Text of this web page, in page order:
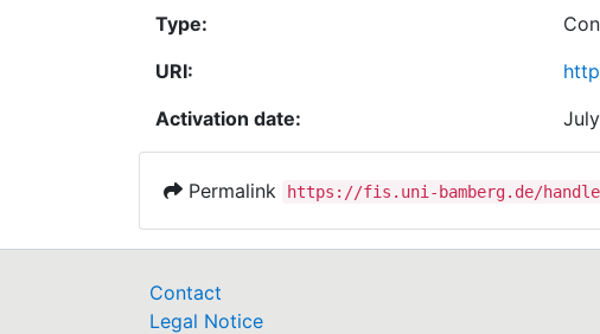
Type:
URI:
Activation date:
Permalink https://fis.uni-bamberg.de/
Contact
Legal Notice